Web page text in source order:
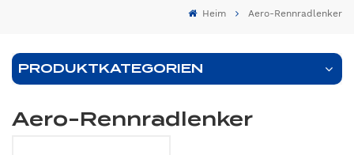
Heim Aero-Rennradlenker
PRODUKTKATEGORIEN
Aero-Rennradlenker